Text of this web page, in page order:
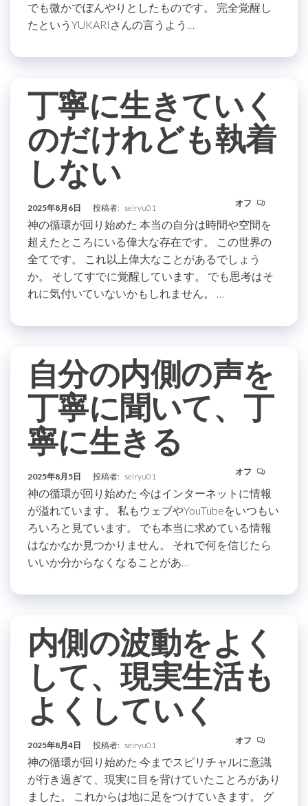
でも微かでぼんやりとしたものです。 完全覚醒し
たというYUKARIさんの言うよう…
丁寧に生きていく
のだけれども執着
しない
2025年8月6日 投稿者: seiryu01 オフ
神の循環が回り始めた 本当の自分は時間や空間を
超えたところにいる偉大な存在です。 この世界の
全てです。 これ以上偉大なことがあるでしょう
か。 そしてすでに覚醒しています。 でも思考はそ
れに気付いていないかもしれません。 …
自分の内側の声を
丁寧に聞いて、丁
寧に生きる
2025年8月5日 投稿者: seiryu01 オフ
神の循環が回り始めた 今はインターネットに情報
が溢れています。 私もウェブやYouTubeをいつもい
ろいろと見ています。 でも本当に求めている情報
はなかなか見つかりません。 それで何を信じたら
いいか分からなくなることがあ…
内側の波動をよく
して、現実生活も
よくしていく
2025年8月4日 投稿者: seiryu01 オフ
神の循環が回り始めた 今までスピリチャルに意識
が行き過ぎて、現実に目を背けていたことろがあり
ました。 これからは地に足をつけていきます。 グ